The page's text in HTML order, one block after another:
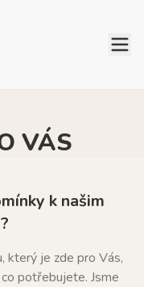
VÁS
k našim
který je zde pro Vás,
potřebujete. Jsme